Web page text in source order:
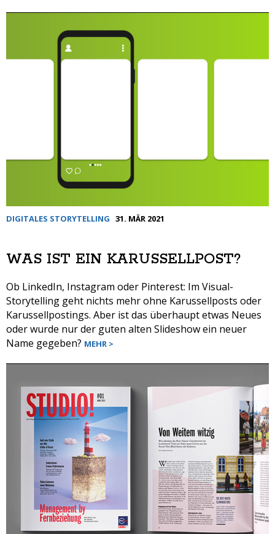
DIGITALES STORYTELLING 31. MÄR 2021
WAS IST EIN KARUSSELLPOST?
Ob LinkedIn, Instagram oder Pinterest: Im Visual-
Storytelling geht nichts mehr ohne Karussellposts oder
Karussellpostings. Aber ist das überhaupt etwas Neues
oder wurde nur der guten alten Slideshow ein neuer
Name gegeben? MEHR >